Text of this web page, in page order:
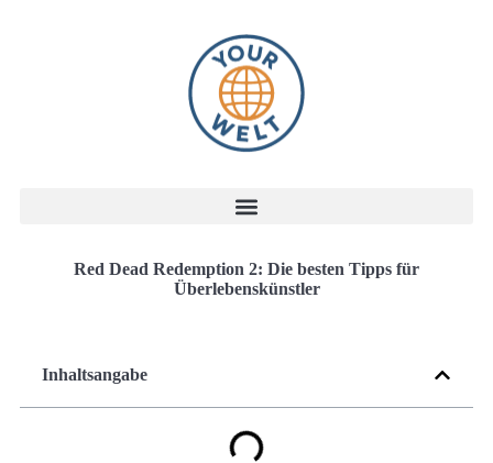
Red Dead Redemption 2: Die besten Tipps für
Überlebenskünstler
Inhaltsangabe